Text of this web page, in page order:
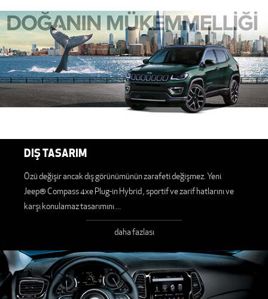
DIŞ TASARIM
Özü değişir ancak dış görünümünün zarafeti değişmez. Yeni
Jeep® Compass 4xe Plug-in Hybrid , sportif ve zarif hatlarını ve
karşı konulamaz tasarımını...
daha fazlası